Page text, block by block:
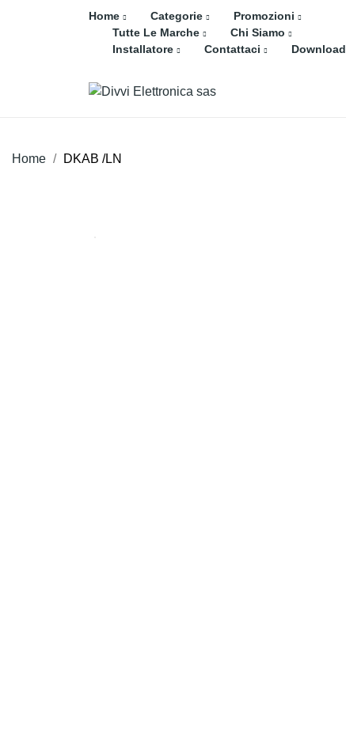
Home Categorie
Promozioni
Tutte Le Marche
Chi Siamo
Installatore
Contattaci Download
Home DKAB /LN